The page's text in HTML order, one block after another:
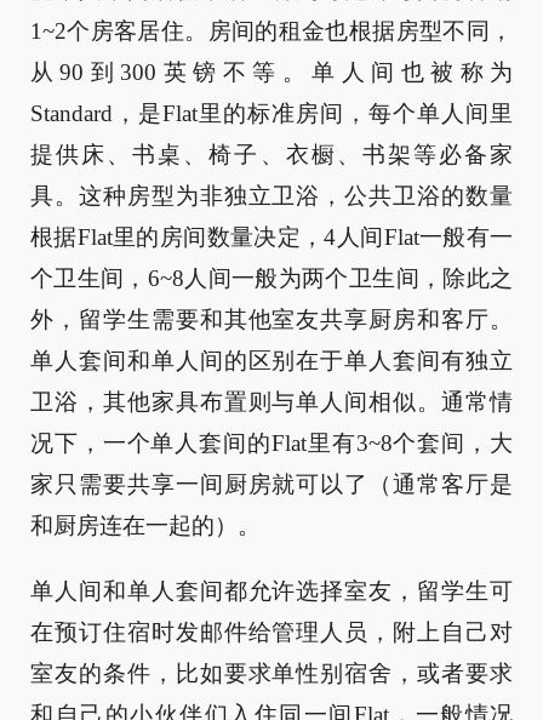
1~2个房客居住。房间的租金也根据房型不同，
从90到300英镑不等。单人间也被称为
Standard，是Flat里的标准房间，每个单人间里
提供床、书桌、椅子、衣橱、书架等必备家
具。这种房型为非独立卫浴，公共卫浴的数量
根据Flat里的房间数量决定，4人间Flat一般有一
个卫生间，6~8人间一般为两个卫生间，除此之
外，留学生需要和其他室友共享厨房和客厅。
单人套间和单人间的区别在于单人套间有独立
卫浴，其他家具布置则与单人间相似。通常情
况下，一个单人套间的Flat里有3~8个套间，大
家只需要共享一间厨房就可以了（通常客厅是
和厨房连在一起的）。
单人间和单人套间都允许选择室友，留学生可
在预订住宿时发邮件给管理人员，附上自己对
室友的条件，比如要求单性别宿舍，或者要求
和自己的小伙伴们入住同一间Flat，一般情况